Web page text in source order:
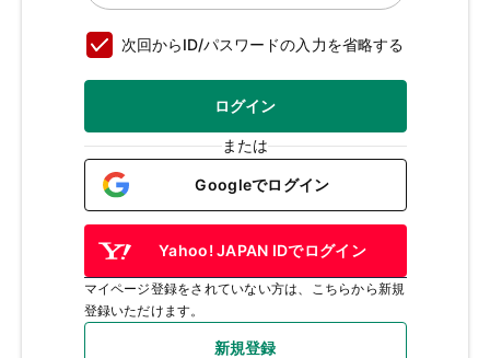
次回からID/パスワードの入力を省略する
ログイン
または
Googleでログイン
Yahoo! JAPAN IDでログイン
マイページ登録をされていない方は、こちらから新規
登録いただけます。
新規登録